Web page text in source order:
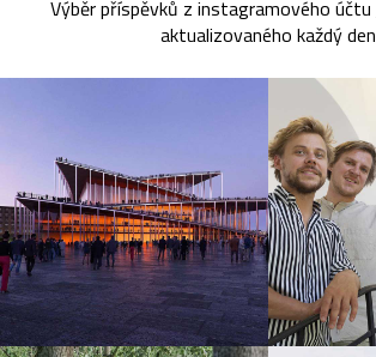
Výběr příspěvků z instagramového účtu
aktualizovaného každý den